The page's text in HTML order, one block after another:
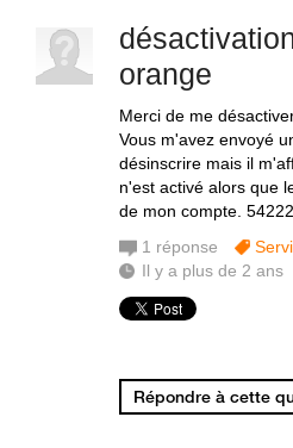
orange
Merci de me
Vous m'avez envoyé
désinscrire mais il
n'est activé alors que
de mon compte.
1 réponse
Il y a plus de 2 ans
Répondre à cette